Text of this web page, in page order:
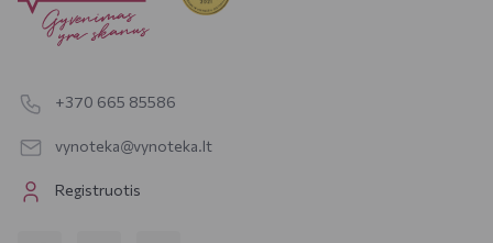
+370 665 85586
vynoteka@vynoteka.lt
Registruotis